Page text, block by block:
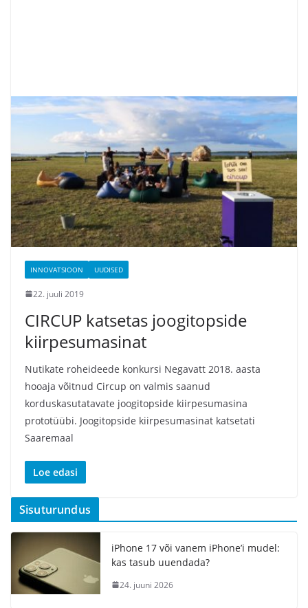
INNOVATSIOON UUDISED
22. juuli 2019
CIRCUP katsetas joogitopside
kiirpesumasinat
Nutikate roheideede konkursi Negavatt 2018. aasta
hooaja võitnud Circup on valmis saanud
korduskasutatavate joogitopside kiirpesumasina
prototüübi. Joogitopside kiirpesumasinat katsetati
Saaremaal
Loe edasi
Sisuturundus
iPhone 17 või vanem iPhone’i mudel:
kas tasub uuendada?
24. juuni 2026